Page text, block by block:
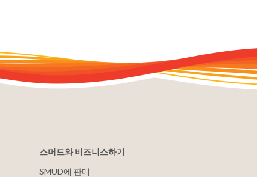
스머드와 비즈니스하기
SMUD에 판매